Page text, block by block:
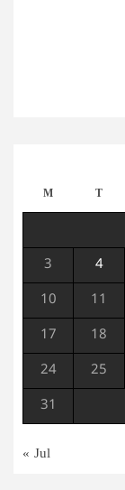
M T
3 4
10 11
17 18
24 25
31
« Jul